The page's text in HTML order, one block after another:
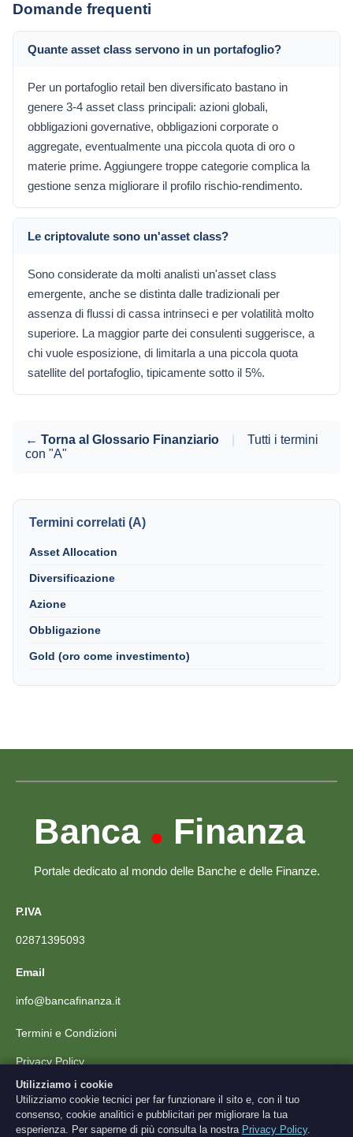
Domande frequenti
Quante asset class servono in un portafoglio?
Per un portafoglio retail ben diversificato bastano in
genere 3-4 asset class principali: azioni globali,
obbligazioni governative, obbligazioni corporate o
aggregate, eventualmente una piccola quota di oro o
materie prime. Aggiungere troppe categorie complica la
gestione senza migliorare il profilo rischio-rendimento.
Le criptovalute sono un'asset class?
Sono considerate da molti analisti un'asset class
emergente, anche se distinta dalle tradizionali per
assenza di flussi di cassa intrinseci e per volatilità molto
superiore. La maggior parte dei consulenti suggerisce, a
chi vuole esposizione, di limitarla a una piccola quota
satellite del portafoglio, tipicamente sotto il 5%.
← Torna al Glossario Finanziario
Tutti i termini
con "A"
Termini correlati (A)
Asset Allocation
Diversificazione
Azione
Obbligazione
Gold (oro come investimento)
Banca • Finanza
Portale dedicato al mondo delle Banche e delle Finanze.
P.IVA
02871395093
Email
info@bancafinanza.it
Termini e Condizioni
Privacy Policy
Scarica l'App
Utilizziamo i cookie
Utilizziamo cookie tecnici per far funzionare il sito e, con il tuo
consenso, cookie analitici e pubblicitari per migliorare la tua
esperienza. Per saperne di più consulta la nostra Privacy Policy.